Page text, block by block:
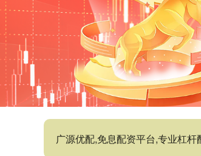
广源优配,免息配资平台,专业杠